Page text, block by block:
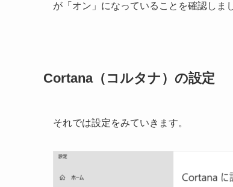
が「オン」になっていることを確認しま
Cortana（コルタナ）の設定
それでは設定をみていきます。